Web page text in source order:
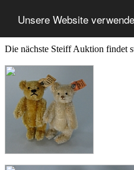
Unsere Website
Die nächste Steiff Auktion findet